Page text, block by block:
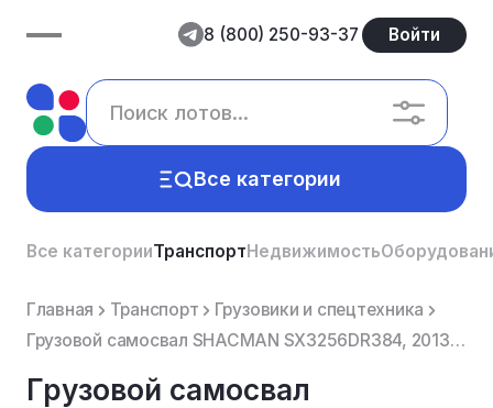
8 (800) 250-93-37 Войти
Все категории
Все категорииТранспортНедвижимость
Главная Транспорт
Грузовики и спецтехника
Грузовой самосвал SHACMAN SX3256DR384, 2013г.в., VIN LZGJLDR42DX020779, государственный регистрацион...
Грузовой самосвал